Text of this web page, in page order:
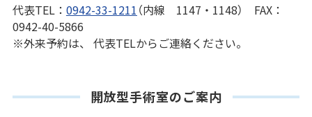
代表TEL： 0942-33-1211 （内線 1147・1148） FAX：
0942-40-5866
※外来予約は、 代表TELからご連絡ください。
開放型手術室のご案内